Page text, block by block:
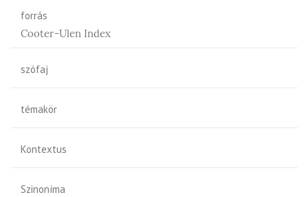
forrás
Cooter-Ulen Index
szófaj
témakör
Kontextus
Szinoníma